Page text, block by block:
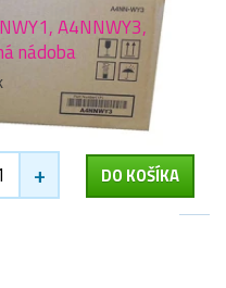
A4NNWY3,
nádoba
+ DO KOŠÍKA